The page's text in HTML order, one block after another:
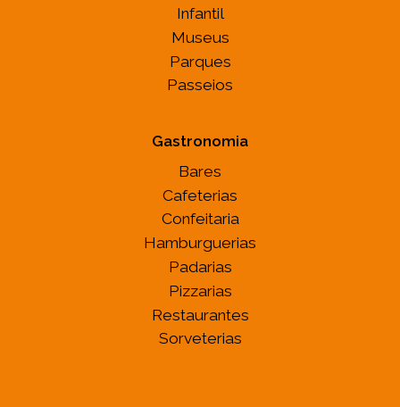
Infantil
Museus
Parques
Passeios
Gastronomia
Bares
Cafeterias
Confeitaria
Hamburguerias
Padarias
Pizzarias
Restaurantes
Sorveterias